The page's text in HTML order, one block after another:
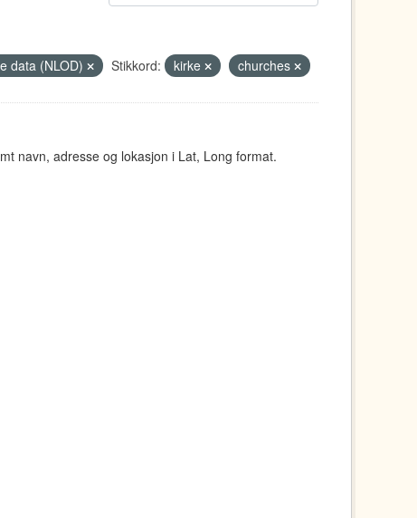
data (NLOD) Stikkord: kirke churches
navn, adresse og lokasjon i Lat, Long format.